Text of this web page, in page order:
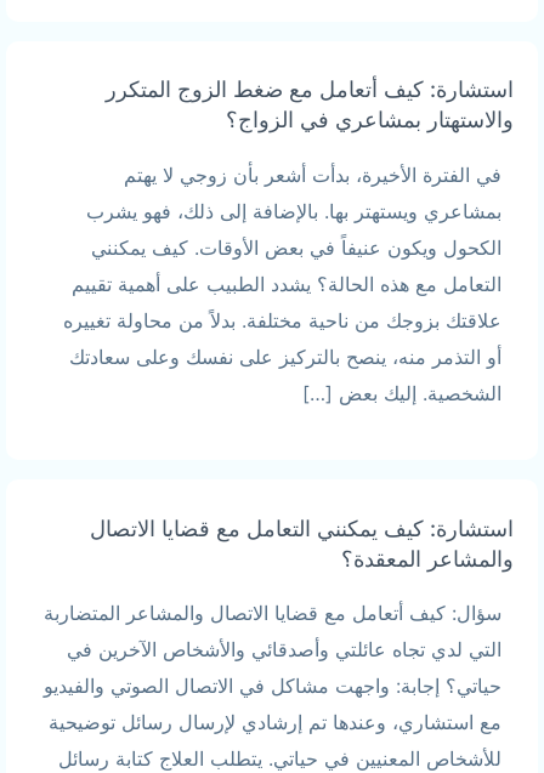
استشارة: كيف أتعامل مع ضغط الزوج المتكرر
والاستهتار بمشاعري في الزواج؟
في الفترة الأخيرة، بدأت أشعر بأن زوجي لا يهتم
بمشاعري ويستهتر بها. بالإضافة إلى ذلك، فهو يشرب
الكحول ويكون عنيفاً في بعض الأوقات. كيف يمكنني
التعامل مع هذه الحالة؟ يشدد الطبيب على أهمية تقييم
علاقتك بزوجك من ناحية مختلفة. بدلاً من محاولة تغييره
أو التذمر منه، ينصح بالتركيز على نفسك وعلى سعادتك
الشخصية. إليك بعض […]
استشارة: كيف يمكنني التعامل مع قضايا الاتصال
والمشاعر المعقدة؟
سؤال: كيف أتعامل مع قضايا الاتصال والمشاعر المتضاربة
التي لدي تجاه عائلتي وأصدقائي والأشخاص الآخرين في
حياتي؟ إجابة: واجهت مشاكل في الاتصال الصوتي والفيديو
مع استشاري، وعندها تم إرشادي لإرسال رسائل توضيحية
للأشخاص المعنيين في حياتي. يتطلب العلاج كتابة رسائل